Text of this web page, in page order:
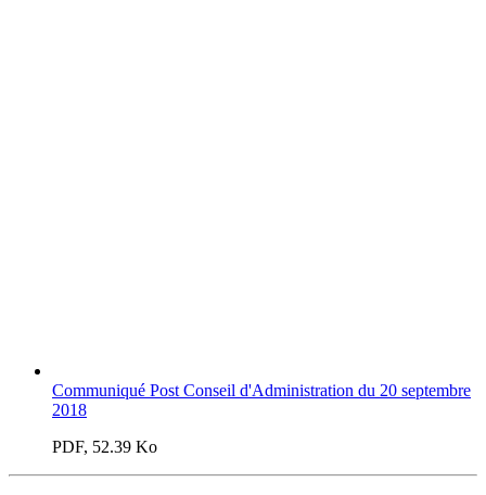
Communiqué Post Conseil d'Administration du 20 septembre
2018
PDF, 52.39 Ko